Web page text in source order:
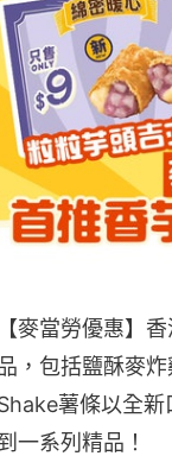
【麥當勞優惠】
，包括鹽酥麥
薯條以全
一系列精品！